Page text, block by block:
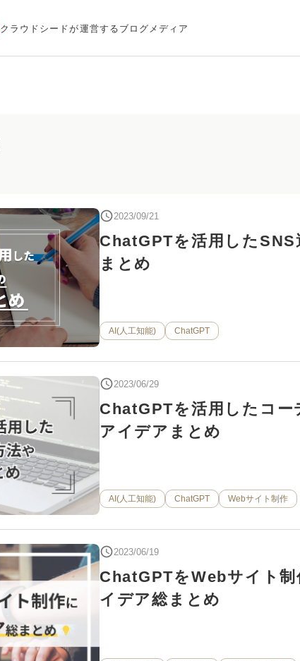
クラウドシードが運営するブログメディア
2023/09/21
ChatGPTを活用したSNS
まとめ
AI(人工知能) ChatGPT
2023/06/29
ChatGPTを活用したコー
アイデアまとめ
AI(人工知能) ChatGPT Webサイト制作
2023/06/19
ChatGPTをWebサイト制
イデア総まとめ